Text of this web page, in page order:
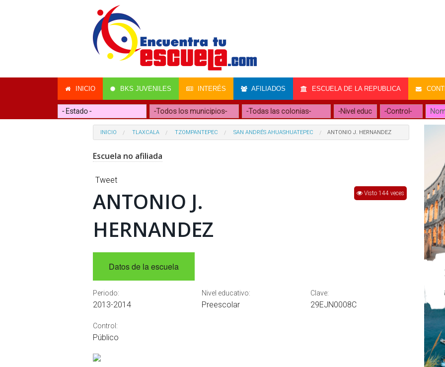
INICIO BKS JUVENILES INTERÉS AFILIADOS ESCUELA DE LA REPUBLICA
INICIO TLAXCALA TZOMPANTEPEC SAN ANDRÉS AHUASHUATEPEC ANTONIO J. HERNANDEZ
Escuela no afiliada
Tweet
ANTONIO J.
HERNANDEZ
Visto 144 veces
Datos de la escuela
Periodo:
2013-2014
Nivel educativo:
Preescolar
Clave:
29EJN0008C
Control:
Público